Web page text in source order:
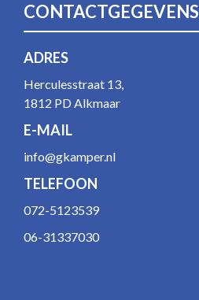
CONTACTGEGEVENS
ADRES
Herculesstraat 13,
1812 PD Alkmaar
E-MAIL
info@gkamper.nl
TELEFOON
072-5123539
06-31337030